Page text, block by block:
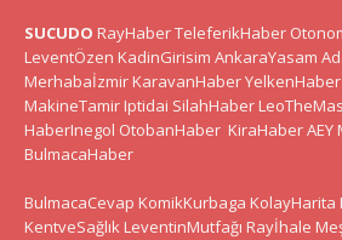
SUCUDO RayHaberTeleferikHaber
LeventÖzen KadinGirisim AnkaraYasam
Merhabaİzmir KaravanHaberYelkenHaber
MakineTamir Iptidai SilahHaber
HaberInegol OtobanHaber KiraHaberAEY
BulmacaHaber
BulmacaCevap KomikKurbaga KolayHarita
KentveSağlık LeventinMutfağı Rayİhale